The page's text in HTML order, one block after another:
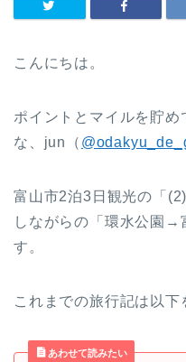
こんにちは。
ポイントとマイルを貯め
な、jun（
富山市2泊3日観光の「
しながらの「環水公園→
す。
これまでの旅行記は以下
あわせて読みたい